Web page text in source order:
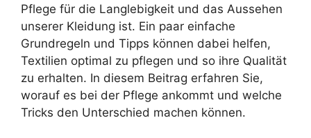
Pflege für die Langlebigkeit und das Aussehen
unserer Kleidung ist. Ein paar einfache
Grundregeln und Tipps können dabei helfen,
Textilien optimal zu pflegen und so ihre Qualität
zu erhalten. In diesem Beitrag erfahren Sie,
worauf es bei der Pflege ankommt und welche
Tricks den Unterschied machen können.